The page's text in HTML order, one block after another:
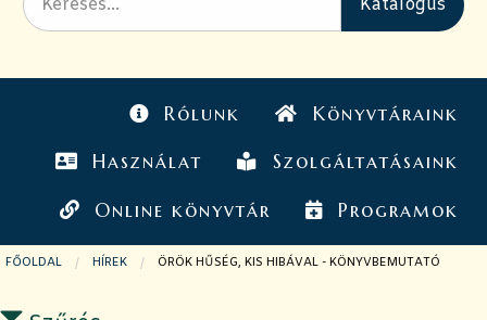
Rólunk Könyvtáraink
Használat Szolgáltatásaink
Online könyvtár Programok
FŐOLDAL HÍREK JELENLEGI OLDAL:
ÖRÖK HŰSÉG, KIS HIBÁVAL - KÖNYVBEMUTATÓ